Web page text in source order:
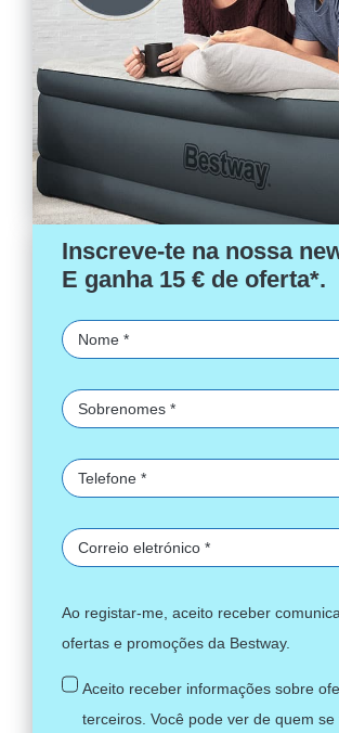
Inscreve-te na nossa
E ganha 15 € de oferta*.
Ao registar-me, aceito receber
ofertas e promoções da Bestway.
Aceito receber informações sobre
terceiros. Você pode ver de quem se